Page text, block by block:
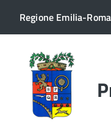
Regione Emilia-
Torna
alla
home
page